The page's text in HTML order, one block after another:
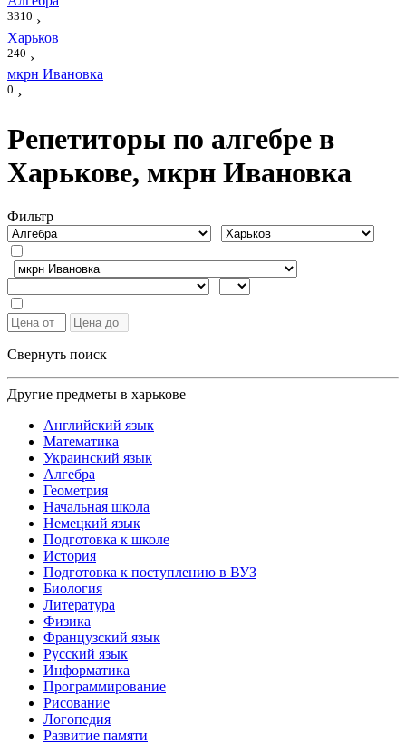
3310 ›
Харьков
240 ›
мкрн Ивановка
0 ›
Репетиторы по алгебре в
Харькове, мкрн Ивановка
Фильтр
Свернуть поиск
Другие предметы в харькове
Английский язык
Математика
Украинский язык
Алгебра
Геометрия
Начальная школа
Немецкий язык
Подготовка к школе
История
Подготовка к поступлению в ВУЗ
Биология
Литература
Физика
Французский язык
Русский язык
Информатика
Программирование
Рисование
Логопедия
Развитие памяти